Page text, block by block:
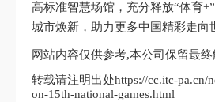
高标准智慧场馆，充分释放“体育
城市焕新，助力更多中国精彩走向
网站内容仅供参考,本公司保留最
转载请注明出处https://cc.itc-pa.cn/
on-15th-national-games.html